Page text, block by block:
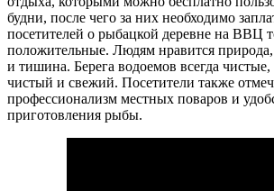
будни, после чего за них необходимо
посетителей о рыбацкой деревне на ВВЦ
положительные. Людям нравится
и тишина. Берега водоемов всегда чистые,
чистый и свежий. Посетители также
профессионализм местных поваров и
приготовления рыбы.